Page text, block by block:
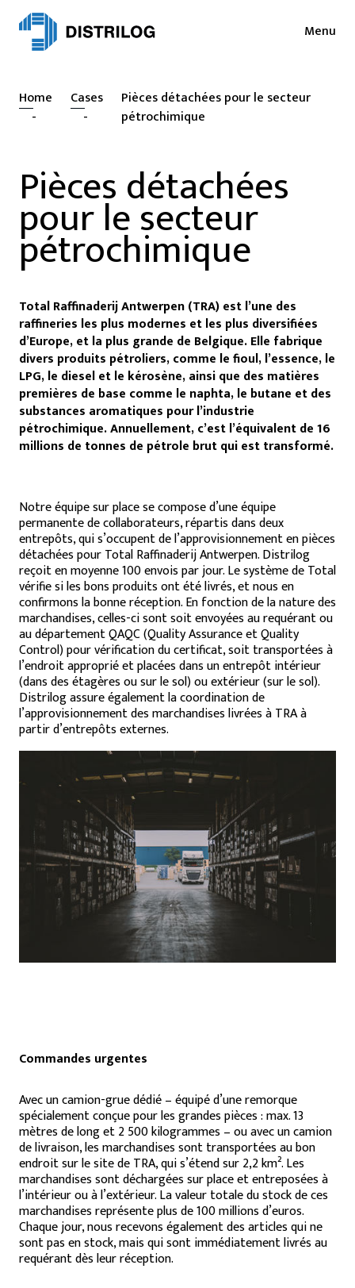
Actualités
Presse
NL
EN
FR
Menu
Secteurs
Durabilité
Emploi
Distrilog
Contact
Home
-
Cases
-
Pièces détachées pour le secteur
pétrochimique
Pièces détachées
pour le secteur
pétrochimique
Total Raffinaderij Antwerpen (TRA) est l’une des
raffineries les plus modernes et les plus diversifiées
d’Europe, et la plus grande de Belgique. Elle fabrique
divers produits pétroliers, comme le fioul, l’essence, le
LPG, le diesel et le kérosène, ainsi que des matières
premières de base comme le naphta, le butane et des
substances aromatiques pour l’industrie
pétrochimique. Annuellement, c’est l’équivalent de 16
millions de tonnes de pétrole brut qui est transformé.
Notre équipe sur place se compose d’une équipe
permanente de collaborateurs, répartis dans deux
entrepôts, qui s’occupent de l’approvisionnement en pièces
détachées pour Total Raffinaderij Antwerpen. Distrilog
reçoit en moyenne 100 envois par jour. Le système de Total
vérifie si les bons produits ont été livrés, et nous en
confirmons la bonne réception. En fonction de la nature des
marchandises, celles-ci sont soit envoyées au requérant ou
au département QAQC (Quality Assurance et Quality
Control) pour vérification du certificat, soit transportées à
l’endroit approprié et placées dans un entrepôt intérieur
(dans des étagères ou sur le sol) ou extérieur (sur le sol).
Distrilog assure également la coordination de
l’approvisionnement des marchandises livrées à TRA à
partir d’entrepôts externes.
Commandes urgentes
Avec un camion-grue dédié – équipé d’une remorque
spécialement conçue pour les grandes pièces : max. 13
mètres de long et 2 500 kilogrammes – ou avec un camion
de livraison, les marchandises sont transportées au bon
endroit sur le site de TRA, qui s’étend sur 2,2 km². Les
marchandises sont déchargées sur place et entreposées à
l’intérieur ou à l’extérieur. La valeur totale du stock de ces
marchandises représente plus de 100 millions d’euros.
Chaque jour, nous recevons également des articles qui ne
sont pas en stock, mais qui sont immédiatement livrés au
requérant dès leur réception.